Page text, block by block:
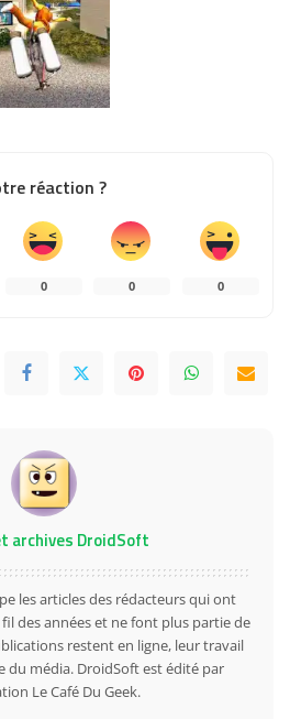
réaction ?
0 0 0
archives DroidSoft
les articles des rédacteurs qui ont
des années et ne font plus partie de
restent en ligne, leur travail
du média. DroidSoft est édité par
Le Café Du Geek.